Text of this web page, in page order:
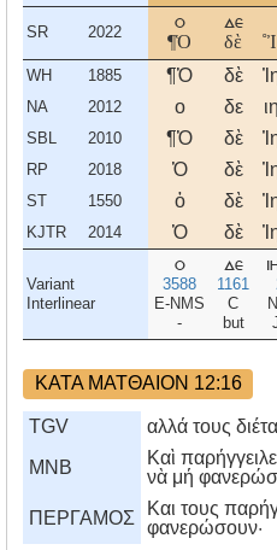
SR 2022
ο
¶Ὁ
δε
δὲ
WH 1885 ¶Ὁ δὲ
NA 2012 ο δε
SBL 2010 ¶Ὁ δὲ
RP 2018 Ὁ δὲ
ST 1550 ὁ δὲ
KJTR 2014 Ὁ δὲ
Variant
Interlinear
ο
3588
E-NMS
-
δε
1161
C
but
ΚΑΤΑ ΜΑΤΘΑΙΟΝ 12:16
TGV
αλλά τους
MNB
Καὶ
νὰ μή
ΠΕΡΓΑΜΟΣ
Kαι τους
φανερώσουν·